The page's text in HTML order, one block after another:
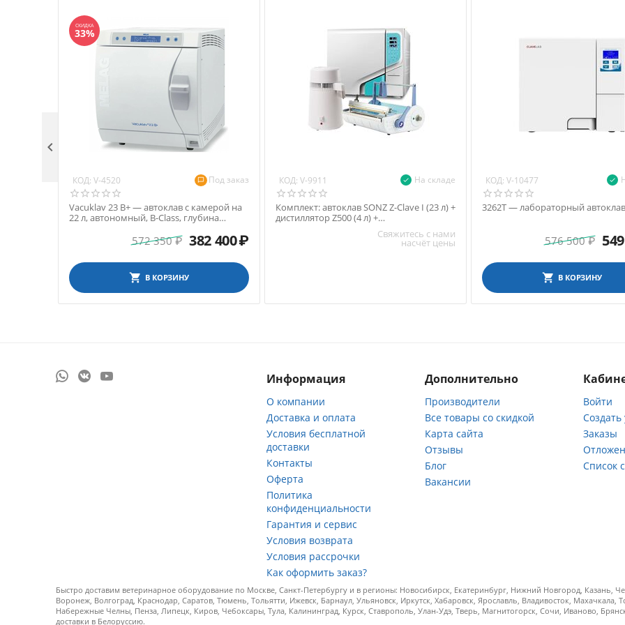
СКИДКА
33%
КОД: V-4520 Под заказ
Vacuklav 23 B+ — автоклав с камерой на
22 л, автономный, B-Class, глубина
572 350 ₽ 382 400₽
В КОРЗИНУ
КОД: V-9911 На складе
Комплект: автоклав SONZ Z-Clave I (23 л) +
дистиллятор Z500 (4 л) +
запечатывающее устройство SEAL F300A
Свяжитесь с нами
насчёт цены
КОД: V-10477
3262T — лабораторный
576 500 ₽
В КОРЗИНУ

Информация
О компании
Доставка и оплата
Условия бесплатной
доставки
Контакты
Оферта
Политика
конфиденциальности
Гарантия и сервис
Условия возврата
Условия рассрочки
Как оформить заказ?
Дополнительно
Производители
Все товары со скидкой
Карта сайта
Отзывы
Блог
Вакансии
Войти
Заказы
Список
Быстро доставим ветеринарное оборудование по Москве, Санкт-Петербургу и в регионы: Новосибирск, Екатеринбург, Нижний Новгород, Казань,
Воронеж, Волгоград, Краснодар, Саратов, Тюмень, Тольятти, Ижевск, Барнаул, Ульяновск, Иркутск, Хабаровск, Ярославль, Владивосток,
Набережные Челны, Пенза, Липецк, Киров, Чебоксары, Тула, Калининград, Курск, Ставрополь, Улан-Удэ, Тверь, Магнитогорск, Сочи, Иваново,
доставки в Белоруссию.